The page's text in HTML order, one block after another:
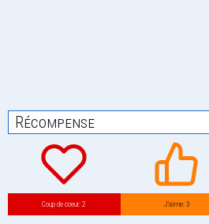
Récompense
Coup de coeur: 2 J’aime: 3